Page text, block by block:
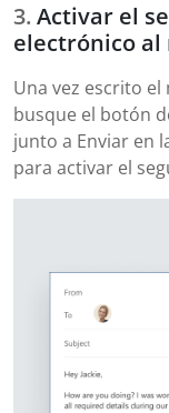
Activar el
electrónico
Una vez escrito
busque el botón
junto a Enviar en
para activar el